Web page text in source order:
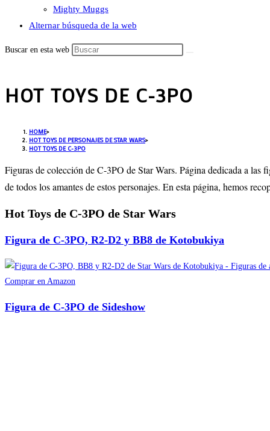
Mighty Muggs
Alternar búsqueda de la web
Buscar en esta web
HOT TOYS DE C-3PO
HOME>
HOT TOYS DE PERSONAJES DE STAR WARS>
HOT TOYS DE C-3PO
Figuras de colección de C-3PO de Star Wars. Página dedicada a las
de todos los amantes de estos personajes. En esta página, hemos
Hot Toys de C-3PO de Star Wars
Figura de C-3PO, R2-D2 y BB8 de Kotobukiya
Comprar en Amazon
Figura de C-3PO de Sideshow